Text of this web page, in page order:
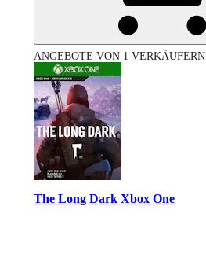
ANGEBOTE VON 1 VERKÄUFERN
The Long Dark Xbox One